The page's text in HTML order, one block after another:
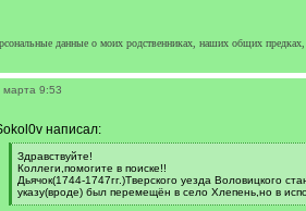
данные о моих родственниках, наших общих
марта 9:53
написал:
[
q
]
Здравствуйте!
Коллеги,помогите в поиске!!
Дьячок(1744-1747гг.)Тверского уезда Воловицкого
указу(вроде) был перемещён в село Хлепень,но в
[